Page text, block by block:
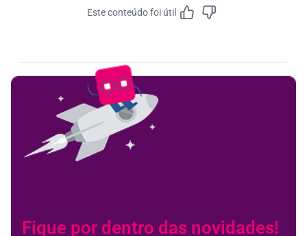
Este conteúdo foi útil
Fique por dentro das novidades!